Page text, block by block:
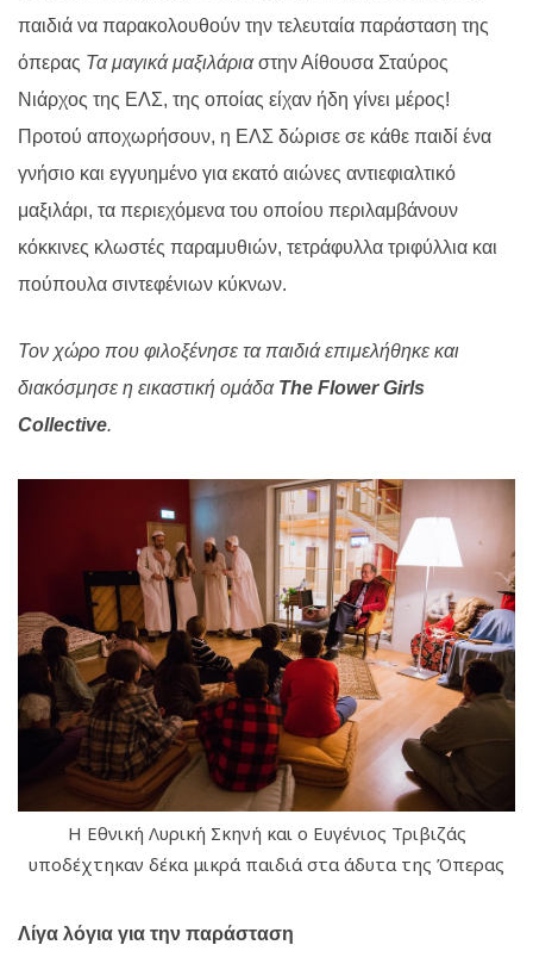
παιδιά να παρακολουθούν την τελευταία παράσταση της
όπερας Τα μαγικά μαξιλάριαστηνΑίθουσα Σταύρος
Νιάρχος της ΕΛΣ, της οποίας είχαν ήδη γίνει μέρος!
Προτού αποχωρήσουν, η ΕΛΣ δώρισε σε κάθε παιδί ένα
γνήσιο και εγγυημένο για εκατό αιώνες αντιεφιαλτικό
μαξιλάρι, τα περιεχόμενα του οποίου περιλαμβάνουν
κόκκινες κλωστές παραμυθιών, τετράφυλλα τριφύλλια και
πούπουλα σιντεφένιων κύκνων.
Τον χώρο που φιλοξένησε τα παιδιά επιμελήθηκε και
διακόσμησε η εικαστική ομάδα The Flower Girls
Collective.
Η Εθνική Λυρική Σκηνή και ο Ευγένιος Τριβιζάς
υποδέχτηκαν δέκα μικρά παιδιά στα άδυτα της Όπερας
Λίγα λόγια για την παράσταση